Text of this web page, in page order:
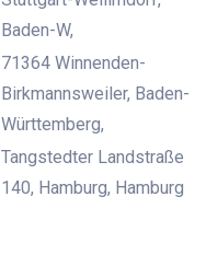
Baden-W,
71364 Winnenden-
Birkmannsweiler, Baden-
Württemberg,
Tangstedter Landstraße
140, Hamburg, Hamburg